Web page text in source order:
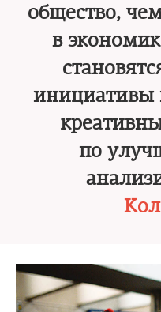
общество,
в
инициативы
по